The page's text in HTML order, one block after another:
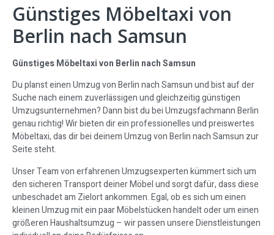
Günstiges Möbeltaxi von
Berlin nach Samsun
Günstiges Möbeltaxi von Berlin nach Samsun
Du planst einen Umzug von Berlin nach Samsun und bist auf der
Suche nach einem zuverlässigen und gleichzeitig günstigen
Umzugsunternehmen? Dann bist du bei Umzugsfachmann Berlin
genau richtig! Wir bieten dir ein professionelles und preiswertes
Möbeltaxi, das dir bei deinem Umzug von Berlin nach Samsun zur
Seite steht.
Unser Team von erfahrenen Umzugsexperten kümmert sich um
den sicheren Transport deiner Möbel und sorgt dafür, dass diese
unbeschadet am Zielort ankommen. Egal, ob es sich um einen
kleinen Umzug mit ein paar Möbelstücken handelt oder um einen
größeren Haushaltsumzug – wir passen unsere Dienstleistungen